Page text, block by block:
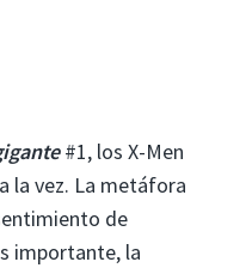
#1, los X-Men
la vez. La metáfora
de
importante, la